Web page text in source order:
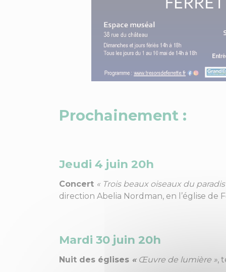
Prochainement :
Jeudi 4 juin 20h
Concert « Trois beaux oiseaux du paradis
direction Abelia Nordman, en l’église de
Mardi 30 juin 20h
Nuit des églises «Œuvre de lumière »,